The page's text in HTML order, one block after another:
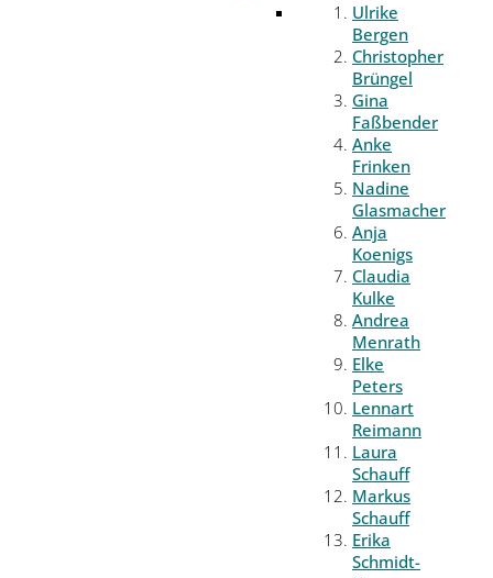
Ulrike
Bergen
Christopher
Brüngel
Gina
Faßbender
Anke
Frinken
Nadine
Glasmacher
Anja
Koenigs
Claudia
Kulke
Andrea
Menrath
Elke
Peters
Lennart
Reimann
Laura
Schauff
Markus
Schauff
Erika
Schmidt-